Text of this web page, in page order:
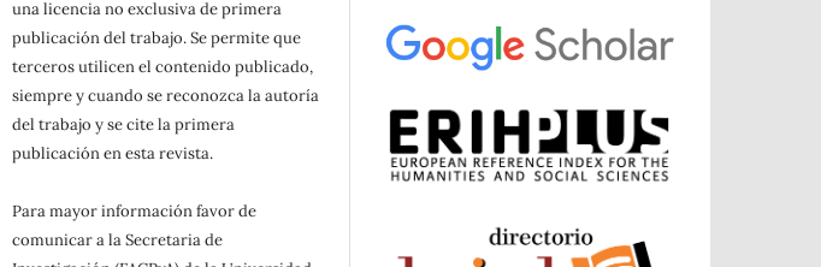
una licencia no exclusiva de primera
publicación del trabajo. Se permite que
terceros utilicen el contenido publicado,
siempre y cuando se reconozca la autoría
del trabajo y se cite la primera
publicación en esta revista.
Para mayor información favor de
comunicar a la Secretaria de